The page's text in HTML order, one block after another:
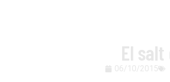
El
06/10/2015